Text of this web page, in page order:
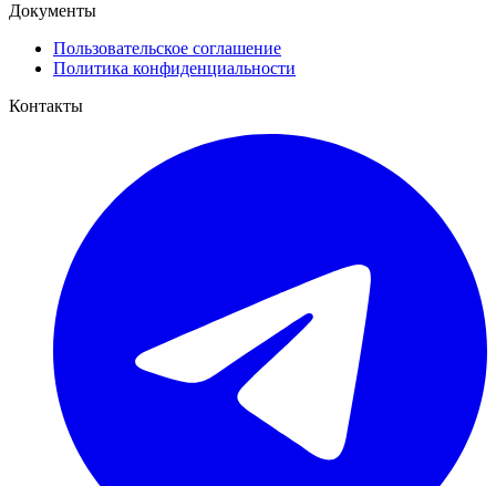
Документы
Пользовательское соглашение
Политика конфиденциальности
Контакты